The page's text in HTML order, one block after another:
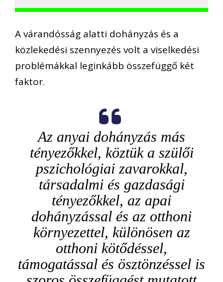
A várandósság alatti dohányzás és a
közlekedési szennyezés volt a viselkedési
problémákkal leginkább összefüggő két
faktor.
Az anyai dohányzás más
tényezőkkel, köztük a szülői
pszichológiai zavarokkal,
társadalmi és gazdasági
tényezőkkel, az apai
dohányzással és az otthoni
környezettel, különösen az
otthoni kötődéssel,
támogatással és ösztönzéssel is